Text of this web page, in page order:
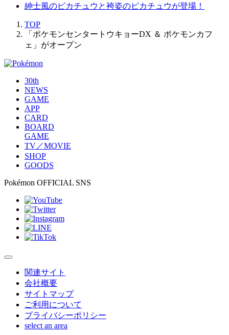
紳士風のピカチュウと袴姿のピカチュウが登場！
TOP
「ポケモンセンタートウキョーDX ＆ ポケモンカフ
ェ」がオープン
30th
NEWS
GAME
APP
CARD
BOARD
GAME
TV／MOVIE
SHOP
GOODS
Pokémon OFFICIAL SNS
関連サイト
会社概要
サイトマップ
ご利用について
プライバシーポリシー
select an area